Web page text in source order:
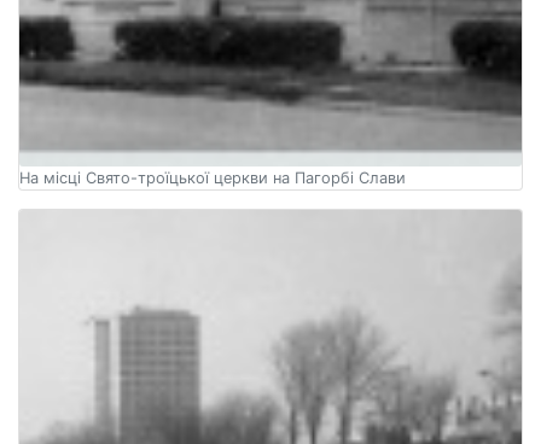
На місці Свято-троїцької церкви на Пагорбі Слави